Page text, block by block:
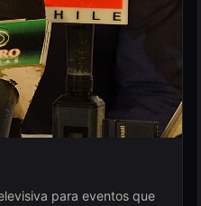
para eventos que